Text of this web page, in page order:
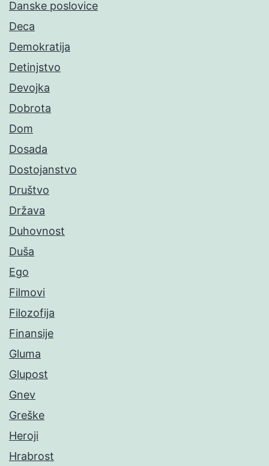
Danske poslovice
Deca
Demokratija
Detinjstvo
Devojka
Dobrota
Dom
Dosada
Dostojanstvo
Društvo
Država
Duhovnost
Duša
Ego
Filmovi
Filozofija
Finansije
Gluma
Glupost
Gnev
Greške
Heroji
Hrabrost